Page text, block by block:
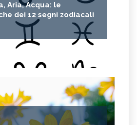
Aria, Acqua: le
dei 12 segni zodiacali